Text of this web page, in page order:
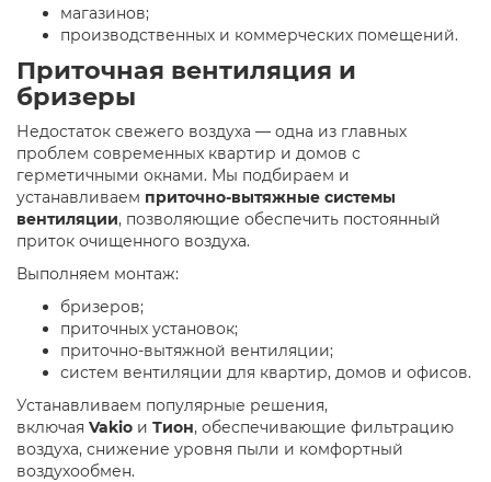
магазинов;
производственных и коммерческих помещений.
Приточная вентиляция и
бризеры
Недостаток свежего воздуха — одна из главных
проблем современных квартир и домов с
герметичными окнами. Мы подбираем и
устанавливаем приточно-вытяжные системы
вентиляции, позволяющие обеспечить постоянный
приток очищенного воздуха.
Выполняем монтаж:
бризеров;
приточных установок;
приточно-вытяжной вентиляции;
систем вентиляции для квартир, домов и офисов.
Устанавливаем популярные решения,
включая Vakio и Тион, обеспечивающие фильтрацию
воздуха, снижение уровня пыли и комфортный
воздухообмен.